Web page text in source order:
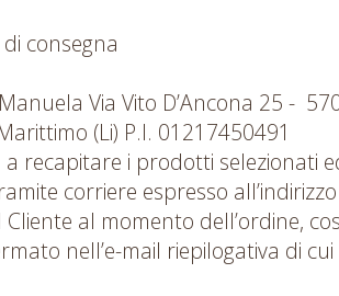
consegna
Via Vito D’Ancona 25 -
(Li) P.I. 01217450491
recapitare i prodotti selezionati
corriere espresso all’indirizzo
al momento dell’ordine,
nell’e-mail riepilogativa di